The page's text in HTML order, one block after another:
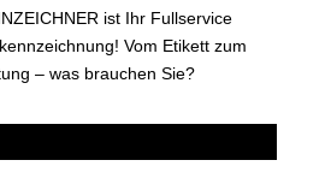
ist Ihr Fullservice
Vom Etikett zum
– was brauchen Sie?